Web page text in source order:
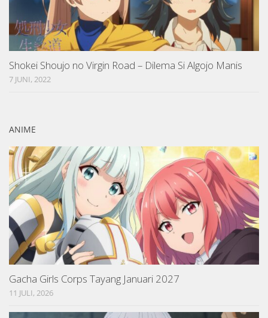
Shokei Shoujo no Virgin Road – Dilema Si Algojo Manis
7 JUNI, 2022
ANIME
Gacha Girls Corps Tayang Januari 2027
11 JULI, 2026